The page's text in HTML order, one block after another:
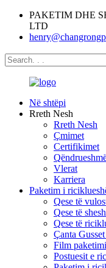
PAKETIM DHE
LTD
Në shtëpi
Rreth Nesh
Rreth Nesh
Çmimet
Certifikimet
Vlerat
Karriera
Paketim i
Qese të
Qese të
Qese të
Çanta
Film
Postuesit e